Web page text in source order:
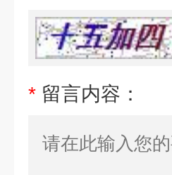
* 留言内容：